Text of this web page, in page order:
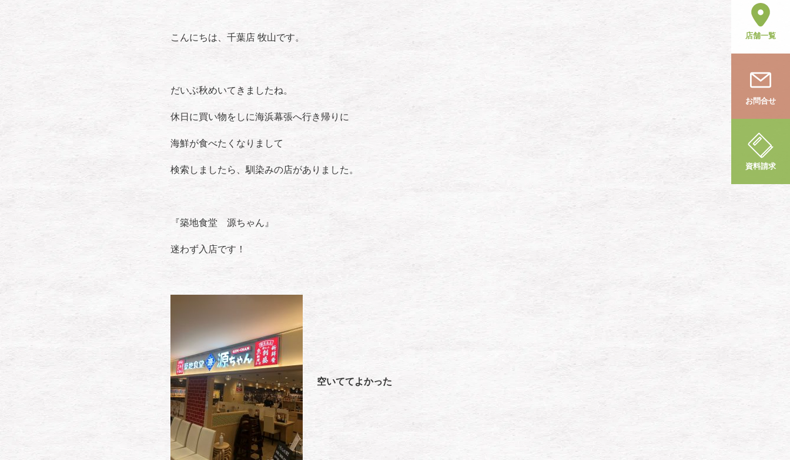
店舗一覧
お問合せ
資料請求
こんにちは、千葉店 牧山です。
だいぶ秋めいてきましたね。
休日に買い物をしに海浜幕張へ行き帰りに
海鮮が食べたくなりまして
検索しましたら、馴染みの店がありました。
『築地食堂 源ちゃん』
迷わず入店です！
空いててよかった